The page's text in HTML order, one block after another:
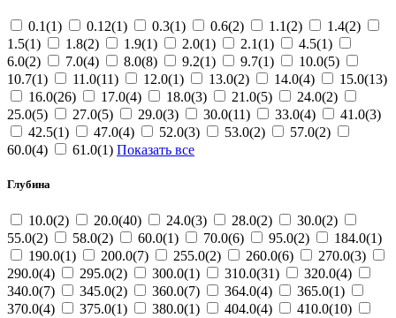
0.1(1) 0.12(1) 0.3(1) 0.6(2) 1.1(2)
1.4(2)
1.5(1)
1.8(2) 1.9(1) 2.0(1) 2.1(1)
4.5(1)
6.0(2)
7.0(4) 8.0(8) 9.2(1) 9.7(1)
10.0(5)
10.7(1)
11.0(11) 12.0(1) 13.0(2) 14.0(4)
15.0(13)
16.0(26)
17.0(4) 18.0(3) 21.0(5)
24.0(2)
25.0(5)
27.0(5) 29.0(3) 30.0(11) 33.0(4)
41.0(3)
42.5(1)
47.0(4) 52.0(3) 53.0(2)
57.0(2)
60.0(4)
61.0(1) Показать все
Глубина
10.0(2) 20.0(40) 24.0(3) 28.0(2)
30.0(2)
55.0(2)
58.0(2) 60.0(1) 70.0(6) 95.0(2)
184.0(1)
190.0(1)
200.0(7) 255.0(2) 260.0(6)
270.0(3)
290.0(4)
295.0(2) 300.0(1) 310.0(31)
320.0(4)
340.0(7)
345.0(2) 360.0(7) 364.0(4)
365.0(1)
370.0(4)
375.0(1) 380.0(1) 404.0(4)
410.0(10)